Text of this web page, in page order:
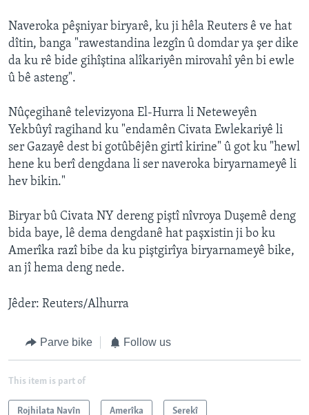
Naveroka pêşniyar biryarê, ku ji hêla Reuters ê ve hat
dîtin, banga "rawestandina lezgîn û domdar ya şer dike
da ku rê bide gihîştina alîkariyên mirovahî yên bi ewle
û bê asteng".
Nûçegihanê televizyona El-Hurra li Neteweyên
Yekbûyî ragihand ku "endamên Civata Ewlekariyê li
ser Gazayê dest bi gotûbêjên girtî kirine" û got ku "hewl
hene ku berî dengdana li ser naveroka biryarnameyê li
hev bikin."
Biryar bû Civata NY dereng piştî nîvroya Duşemê deng
bida baye, lê dema dengdanê hat paşxistin ji bo ku
Amerîka razî bibe da ku piştgirîya biryarnameyê bike,
an jî hema deng nede.
Jêder: Reuters/Alhurra
Parve bike Follow us
This item is part of
Rojhilata Navîn Amerîka Serekî